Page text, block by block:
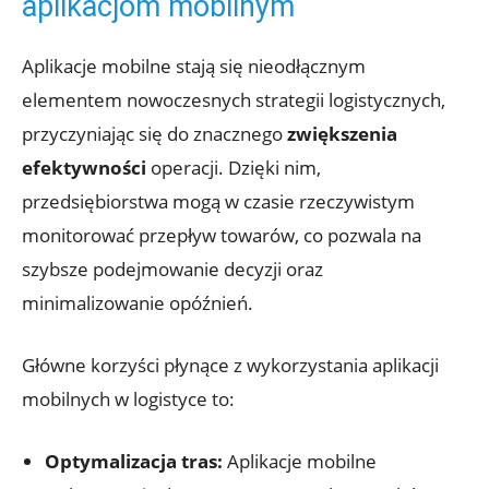
Aplikacje mobilne⁣ stają się nieodłącznym
elementem nowoczesnych strategii logistycznych,
przyczyniając się do znacznegozwiększenia
efektywności operacji. Dzięki nim,⁤
przedsiębiorstwa mogą w czasie rzeczywistym
monitorować przepływ towarów, co pozwala na
‍szybsze podejmowanie decyzji oraz
minimalizowanie opóźnień.
Główne korzyści płynące z wykorzystania aplikacji
mobilnych w logistyce ‌to:
Optymalizacja tras: Aplikacje mobilne